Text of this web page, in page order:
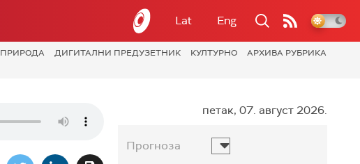
Lat Eng
ПРИРОДА ДИГИТАЛНИ ПРЕДУЗЕТНИК КУЛТУРНО
АРХИВА РУБРИКА
петак, 07. август 2026.
Прогноза